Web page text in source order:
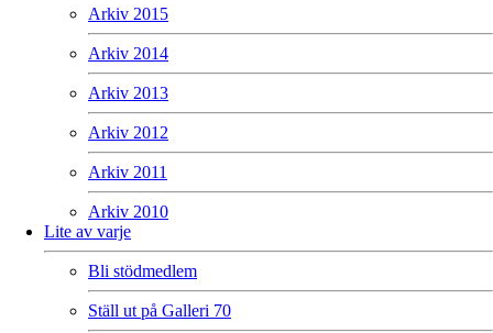
Arkiv 2015
Arkiv 2014
Arkiv 2013
Arkiv 2012
Arkiv 2011
Arkiv 2010
Lite av varje
Bli stödmedlem
Ställ ut på Galleri 70